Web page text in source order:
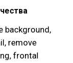
background,
remove
frontal